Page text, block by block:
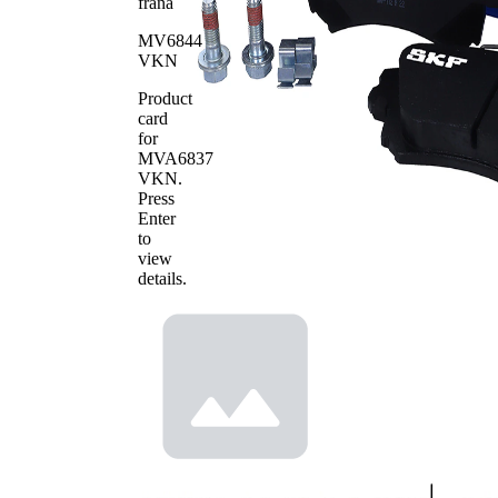
Numar de
placute
MV6844
VKN
Product
card
for
MVA6837
VKN.
Press
Enter
to
view
details.